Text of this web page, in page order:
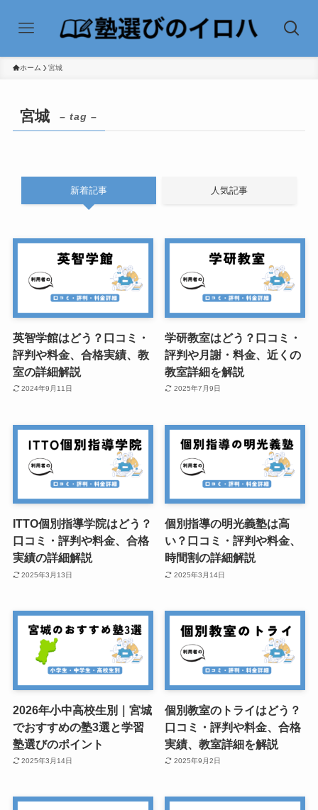
ホーム 宮城
宮城 – tag –
新着記事 人気記事
英智学館はどう？口コミ・
評判や料金、合格実績、教
室の詳細解説
2024年9月11日
学研教室はどう？口コミ・
評判や月謝・料金、近くの
教室詳細を解説
2025年7月9日
ITTO個別指導学院はどう？
口コミ・評判や料金、合格
実績の詳細解説
2025年3月13日
個別指導の明光義塾は高
い？口コミ・評判や料金、
時間割の詳細解説
2025年3月14日
2026年小中高校生別｜宮城
でおすすめの塾3選と学習
塾選びのポイント
2025年3月14日
個別教室のトライはどう？
口コミ・評判や料金、合格
実績、教室詳細を解説
2025年9月2日